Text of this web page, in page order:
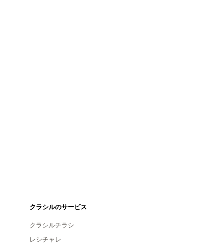
クラシルのサービス
クラシルチラシ
レシチャレ